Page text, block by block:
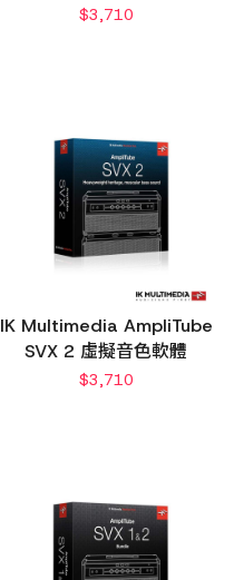
$3,710
IK Multimedia AmpliTube
SVX 2 虛擬音色軟體
$3,710